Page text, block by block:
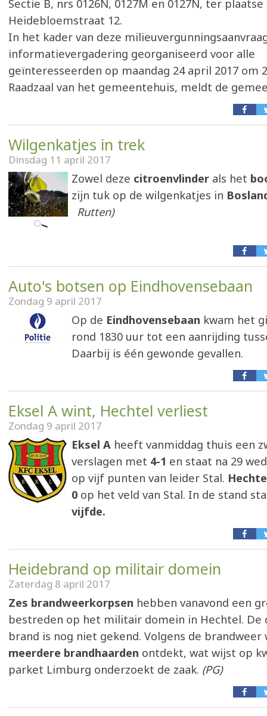
Sectie B, nrs 0126N, 0127M en 0127N, ter plaatse
Heidebloemstraat 12.
In het kader van deze
informatievergadering georganiseerd voor alle
geïnteresseerden op maandag 24 april 2017 om
Raadzaal van het gemeentehuis, meldt de
Wilgenkatjes in trek
Dinsdag 11 april 2017
Zowel deze citroenvlinder als het
zijn tuk op de wilgenkatjes in
Rutten)
Auto's botsen op Eindhovensebaan
Zondag 9 april 2017
Op de Eindhovensebaan kwam het
rond 1830 uur tot een aanrijding
Daarbij is één gewonde gevallen.
Eksel A wint, Hechtel verliest
Zondag 9 april 2017
Eksel A heeft vanmiddag thuis een
verslagen met 4-1 en staat na 29
op vijf punten van leider Stal.
0 op het veld van Stal. In de stand
vijfde.
Heidebrand op militair domein
Zaterdag 8 april 2017
Zes brandweerkorpsen hebben vanavond een
bestreden op het militair domein in Hechtel. De
brand is nog niet gekend. Volgens de brandweer
meerdere brandhaarden ontdekt, wat wijst op
parket Limburg onderzoekt de zaak. (PG)